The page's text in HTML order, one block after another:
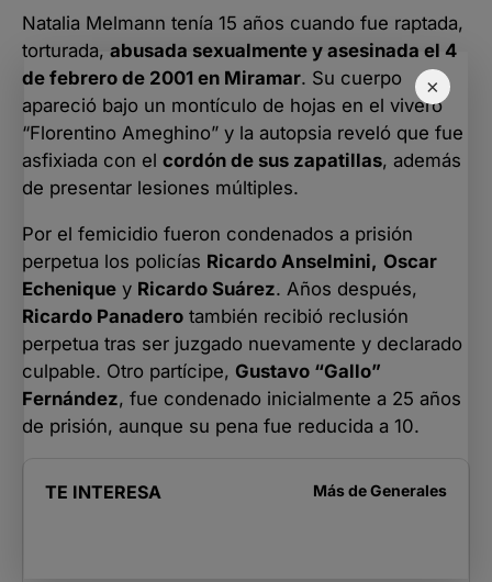
×
Natalia Melmann tenía 15 años cuando fue raptada,
torturada, abusada sexualmente y asesinada el 4
de febrero de 2001 en Miramar. Su cuerpo
apareció bajo un montículo de hojas en el vivero
“Florentino Ameghino” y la autopsia reveló que fue
asfixiada con el cordón de sus zapatillas, además
de presentar lesiones múltiples.
Por el femicidio fueron condenados a prisión
perpetua los policías Ricardo Anselmini, Oscar
Echenique y Ricardo Suárez. Años después,
Ricardo Panadero también recibió reclusión
perpetua tras ser juzgado nuevamente y declarado
culpable. Otro partícipe, Gustavo “Gallo”
Fernández, fue condenado inicialmente a 25 años
de prisión, aunque su pena fue reducida a 10.
TE INTERESA Más deGenerales